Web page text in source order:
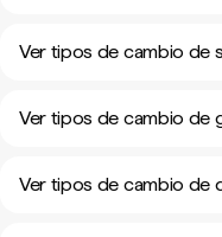
Ver tipos de cambio de
Ver tipos de cambio de
Ver tipos de cambio de